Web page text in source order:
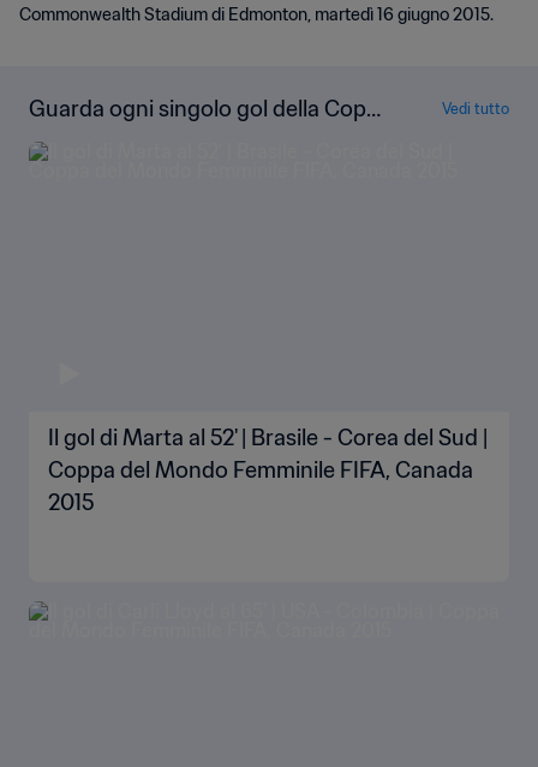
Commonwealth Stadium di Edmonton, martedì 16 giugno 2015.
Guarda ogni singolo gol della Copp
a del Mondo Femminile FIFA Canad
a 2015
Vedi tutto
Il gol di Marta al 52' | Brasile - Corea del Sud |
Coppa del Mondo Femminile FIFA, Canada
2015